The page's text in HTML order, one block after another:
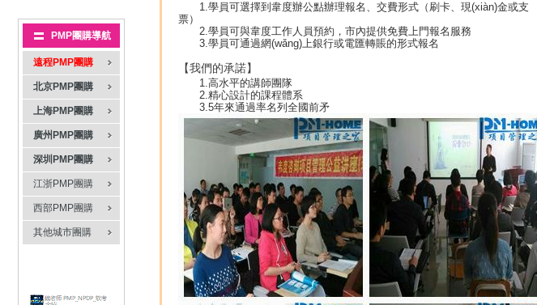
1.學員可選擇到韋度辦公點辦理報名、交費形式（刷卡、現(xiàn)金或支
票）
2.學員可與韋度工作人員預約，市內提供免費上門報名服務
3.學員可通過網(wǎng)上銀行或電匯轉賬的形式報名
【我們的承諾】
1.高水平的講師團隊
2.精心設計的課程體系
3.5年來通過率名列全國前矛
PMP團購導航
遠程PMP團購
北京PMP團購
上海PMP團購
廣州PMP團購
深圳PMP團購
江浙PMP團購
西部PMP團購
其他城市團購